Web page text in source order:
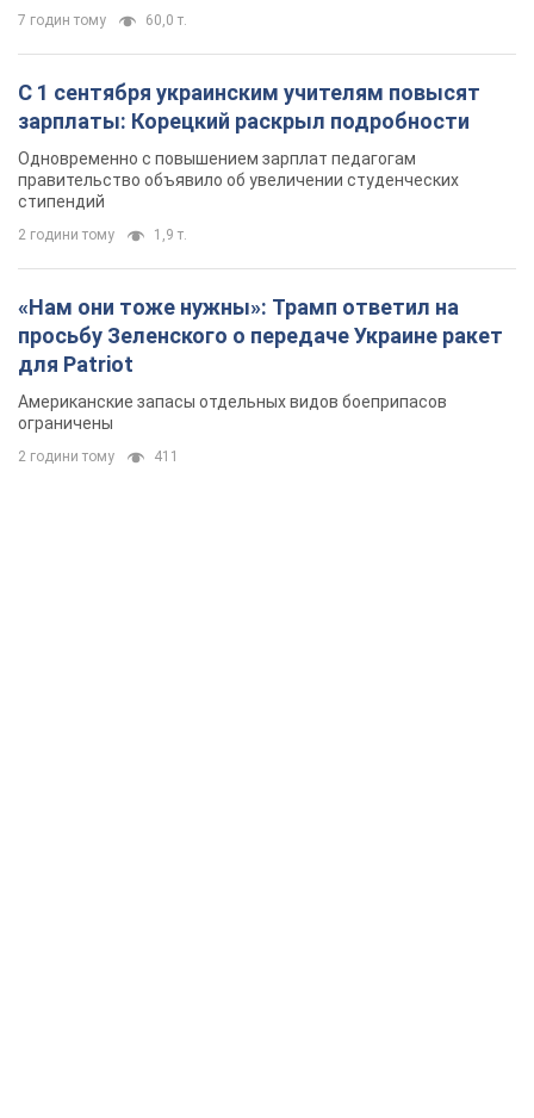
7 годин тому 60,0 т.
С 1 сентября украинским учителям повысят
зарплаты: Корецкий раскрыл подробности
Одновременно с повышением зарплат педагогам
правительство объявило об увеличении студенческих
стипендий
2 години тому 1,9 т.
«Нам они тоже нужны»: Трамп ответил на
просьбу Зеленского о передаче Украине ракет
для Patriot
Американские запасы отдельных видов боеприпасов
ограничены
2 години тому 411